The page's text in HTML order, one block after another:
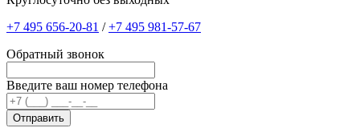
+7 495 656-20-81 /+7 495 981-57-67
Обратный звонок
Введите ваш номер телефона